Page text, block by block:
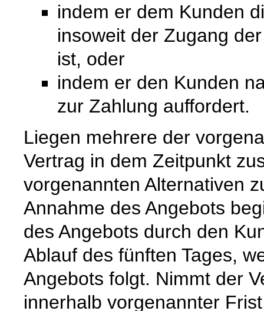
indem er dem Kunden
insoweit der Zugang
ist, oder
indem er den Kunden
zur Zahlung auffordert.
Liegen mehrere der
Vertrag in dem Zeitpunkt
vorgenannten Alternativen
Annahme des Angebots
des Angebots durch den
Ablauf des fünften Tages,
Angebots folgt. Nimmt der
innerhalb vorgenannter